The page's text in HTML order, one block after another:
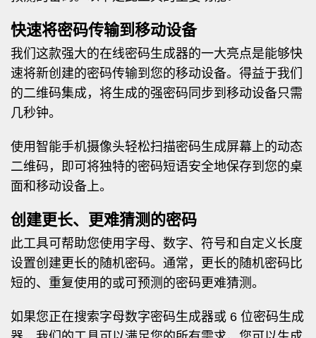
快速将密码传输到移动设备
我们这款强大的在线密码生成器的一大亮点是能够快
速将新创建的密码传输到您的移动设备。得益于我们
的二维码集成，将生成的强密码同步到移动设备只需
几秒钟。
使用智能手机摄像头轻松扫描密码生成屏幕上的动态
二维码，即可将独特的密码短语安全地保存到您的桌
面和移动设备上。
创建更长、更难猜测的密码
此工具可帮助您使用字母、数字、符号和自定义长度
设置创建更长的随机密码。通常，更长的随机密码比
短的、重复使用的或可预测的密码更难猜测。
如果您正在搜索字母数字密码生成器或 6 位密码生成